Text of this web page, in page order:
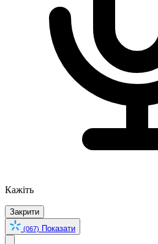
Кажіть
Закрити
(067) Показати